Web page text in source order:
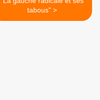
tabous" >